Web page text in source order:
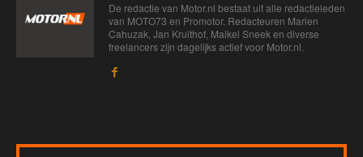
De redactie van Motor.nl bestaat uit alle redactieleden
van MOTO73 en Promotor. Redacteuren Marien
Cahuzak, Jan Kruithof, Maikel Sneek en diverse
freelancers zijn dagelijks actief voor Motor.nl.